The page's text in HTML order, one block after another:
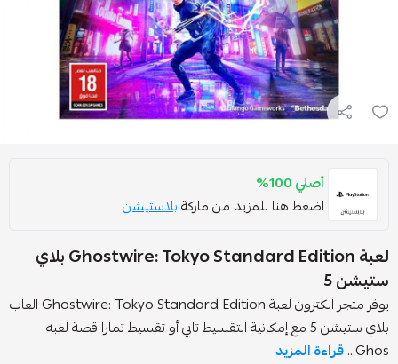
هنا للمزيد من ماركةبلاستيشن
لعبة Ghostwire: Tokyo Standard Edition بلاي
يوفر متجر الكترون لعبة Ghostwire: Tokyo Standard Edition العاب
بلاي ستيشن 5 مع إمكانية التقسيط تابي أو تقسيط تمارا قصة لعبه
المزيد